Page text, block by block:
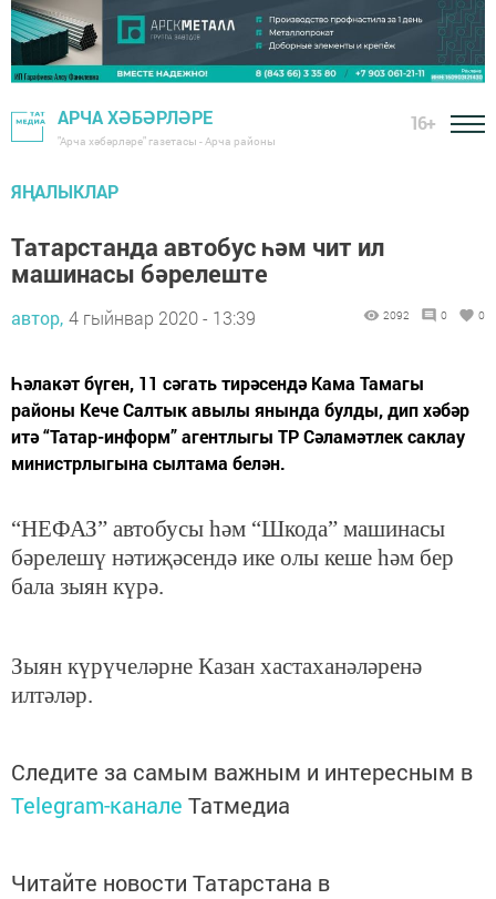
АРЧА ХӘБӘРЛӘРЕ
"Арча хәбәрләре" газетасы - Арча районы
16+
ЯҢАЛЫКЛАР
Татарстанда автобус һәм чит ил
машинасы бәрелеште
автор, 4 гыйнвар 2020 - 13:39 2092 0 0
Һәлакәт бүген, 11 сәгать тирәсендә Кама Тамагы
районы Кече Салтык авылы янында булды, дип хәбәр
итә “Татар-информ” агентлыгы ТР Сәламәтлек саклау
министрлыгына сылтама белән.
“НЕФАЗ” автобусы һәм “Шкода” машинасы
бәрелешү нәтиҗәсендә ике олы кеше һәм бер
бала зыян күрә.
Зыян күрүчеләрне Казан хастаханәләренә
илтәләр.
Следите за самым важным и интересным в
Telegram-канале Татмедиа
Читайте новости Татарстана в